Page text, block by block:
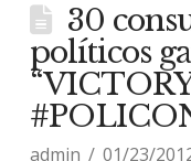
30
políticos
admin 01/23/